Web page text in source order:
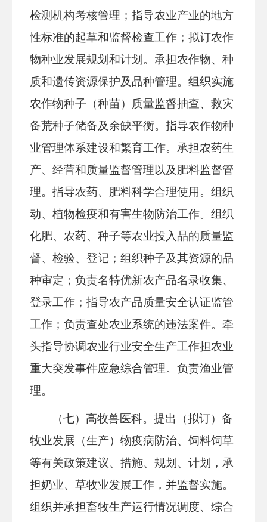
检测机构考核管理；指导农业产业的地方
性标准的起草和监督检查工作；拟订农作
物种业发展规划和计划。承担农作物、种
质和遗传资源保护及品种管理。组织实施
农作物种子（种苗）质量监督抽查、救灾
备荒种子储备及余缺平衡。指导农作物种
业管理体系建设和繁育工作。承担农药生
产、经营和质量监督管理以及肥料监督管
理。指导农药、肥料科学合理使用。组织
动、植物检疫和有害生物防治工作。组织
化肥、农药、种子等农业投入品的质量监
督、检验、登记；组织种子及其资源的品
种审定；负责名特优新农产品名录收集、
登录工作；指导农产品质量安全认证监管
工作；负责查处农业系统的违法案件。牵
头指导协调农业行业安全生产工作担农业
重大突发事件应急综合管理。负责渔业管
理。
（七）高牧兽医科。提出（拟订）备
牧业发展（生产）物疫病防治、饲料饲草
等有关政策建议、措施、规划、计划，承
担奶业、草牧业发展工作，并监督实施。
组织并承担畜牧生产运行情况调度、 综合